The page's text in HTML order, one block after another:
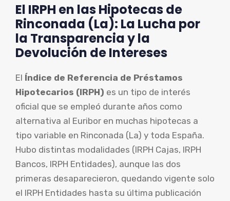
El IRPH en las Hipotecas de
Rinconada (La): La Lucha por
la Transparencia y la
Devolución de Intereses
El Índice de Referencia de Préstamos
Hipotecarios (IRPH) es un tipo de interés
oficial que se empleó durante años como
alternativa al Euribor en muchas hipotecas a
tipo variable en Rinconada (La) y toda España.
Hubo distintas modalidades (IRPH Cajas, IRPH
Bancos, IRPH Entidades), aunque las dos
primeras desaparecieron, quedando vigente solo
el IRPH Entidades hasta su última publicación